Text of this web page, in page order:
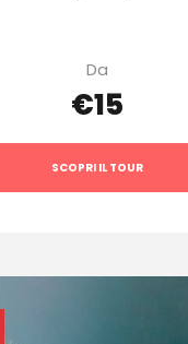
Da
€15
SCOPRI IL TOUR